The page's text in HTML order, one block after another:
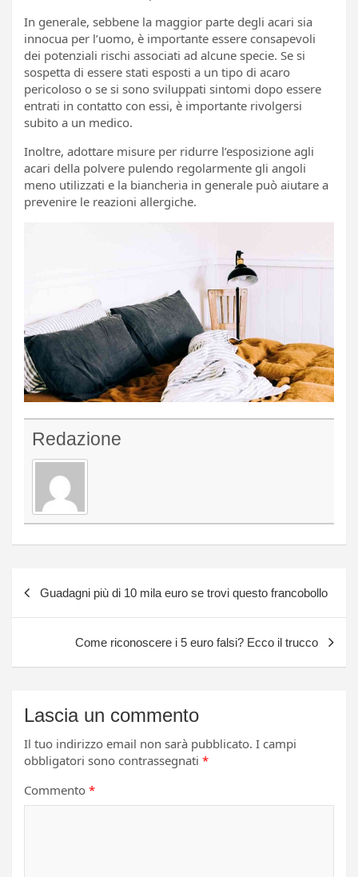
In generale, sebbene la maggior parte degli acari sia
innocua per l’uomo, è importante essere consapevoli
dei potenziali rischi associati ad alcune specie. Se si
sospetta di essere stati esposti a un tipo di acaro
pericoloso o se si sono sviluppati sintomi dopo essere
entrati in contatto con essi, è importante rivolgersi
subito a un medico.
Inoltre, adottare misure per ridurre l’esposizione agli
acari della polvere pulendo regolarmente gli angoli
meno utilizzati e la biancheria in generale può aiutare a
prevenire le reazioni allergiche.
Redazione
Guadagni più di 10 mila euro se trovi questo francobollo
Come riconoscere i 5 euro falsi? Ecco il trucco
Lascia un commento
Il tuo indirizzo email non sarà pubblicato. I campi
obbligatori sono contrassegnati *
Commento *